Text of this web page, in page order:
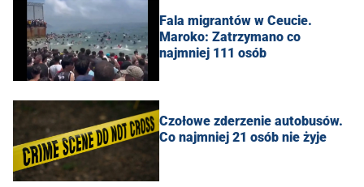
Fala migrantów w Ceucie.
Maroko: Zatrzymano co
najmniej 111 osób
Czołowe zderzenie autobusów.
Co najmniej 21 osób nie żyje